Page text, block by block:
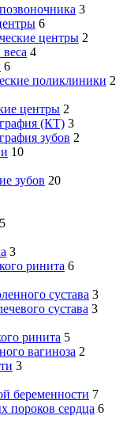
3
6
центры 2
4
6
поликлиники 2
центры 2
(КТ) 3
зубов 2
10
зубов 20
5
3
ринита 6
сустава 3
сустава 3
ринита 5
вагиноза 2
3
беременности 7
пороков сердца 6